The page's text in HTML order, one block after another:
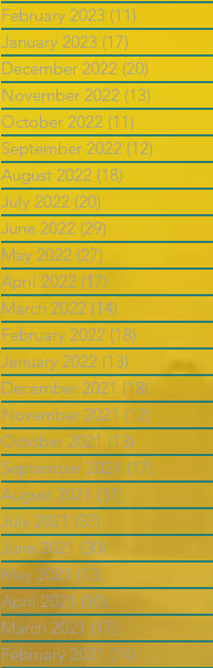
February 2023 (11)
January 2023 (17)
December 2022 (20)
November 2022 (13)
October 2022 (11)
September 2022 (12)
August 2022 (18)
July 2022 (20)
June 2022 (29)
May 2022 (27)
April 2022 (17)
March 2022 (14)
February 2022 (18)
January 2022 (13) 13 posts
December 2021 (18)
November 2021 (12)
October 2021 (13)
September 2021 (17)
August 2021 (31)
July 2021 (37)
June 2021 (30)
May 2021 (13)
April 2021 (10)
March 2021 (17)
February 2021 (14)